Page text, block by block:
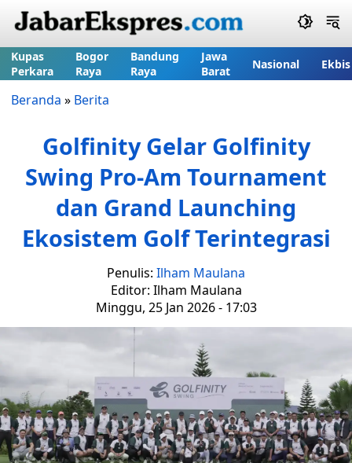
Kupas
Perkara
Bogor
Raya
Bandung
Raya
Jawa
Barat
Nasional Ekbis
Beranda » Berita
Golfinity Gelar Golfinity
Swing Pro-Am Tournament
dan Grand Launching
Ekosistem Golf Terintegrasi
Penulis: Ilham Maulana
Editor: Ilham Maulana
Minggu, 25 Jan 2026 - 17:03